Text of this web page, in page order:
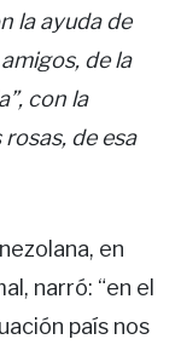
la ayuda de
de la
con la
de esa
en
narró: “en el
país nos